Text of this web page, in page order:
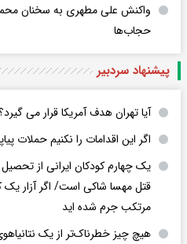
واکنش علی مطهری به سخنان
حجاب‌ها
پیشنهاد سردبیر
آیا تهران هدف آمریکا قرار می
اگر این اقدامات را نکنیم حملات
یک چهارم کودکان ایرانی از تحصیل
قتل مهسا شاکی است/ اگر آزار یک
مرتکب جرم شده اید
هیچ چیز خطرناک‌تر از یک